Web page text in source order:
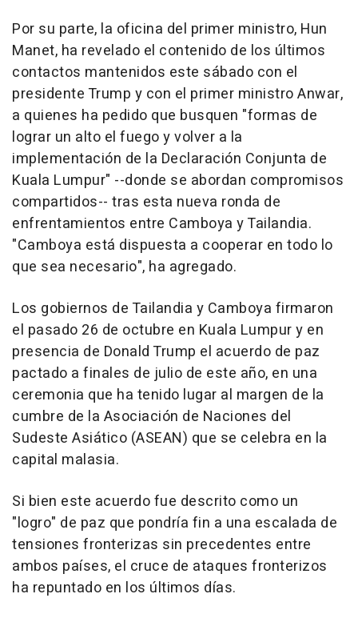
Por su parte, la oficina del primer ministro, Hun
Manet, ha revelado el contenido de los últimos
contactos mantenidos este sábado con el
presidente Trump y con el primer ministro Anwar,
a quienes ha pedido que busquen "formas de
lograr un alto el fuego y volver a la
implementación de la Declaración Conjunta de
Kuala Lumpur" --donde se abordan compromisos
compartidos-- tras esta nueva ronda de
enfrentamientos entre Camboya y Tailandia.
"Camboya está dispuesta a cooperar en todo lo
que sea necesario", ha agregado.
Los gobiernos de Tailandia y Camboya firmaron
el pasado 26 de octubre en Kuala Lumpur y en
presencia de Donald Trump el acuerdo de paz
pactado a finales de julio de este año, en una
ceremonia que ha tenido lugar al margen de la
cumbre de la Asociación de Naciones del
Sudeste Asiático (ASEAN) que se celebra en la
capital malasia.
Si bien este acuerdo fue descrito como un
"logro" de paz que pondría fin a una escalada de
tensiones fronterizas sin precedentes entre
ambos países, el cruce de ataques fronterizos
ha repuntado en los últimos días.